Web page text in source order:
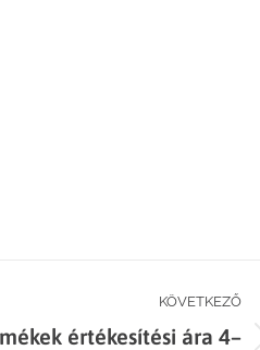
KÖVETKEZŐ
értékesítési ára 4–